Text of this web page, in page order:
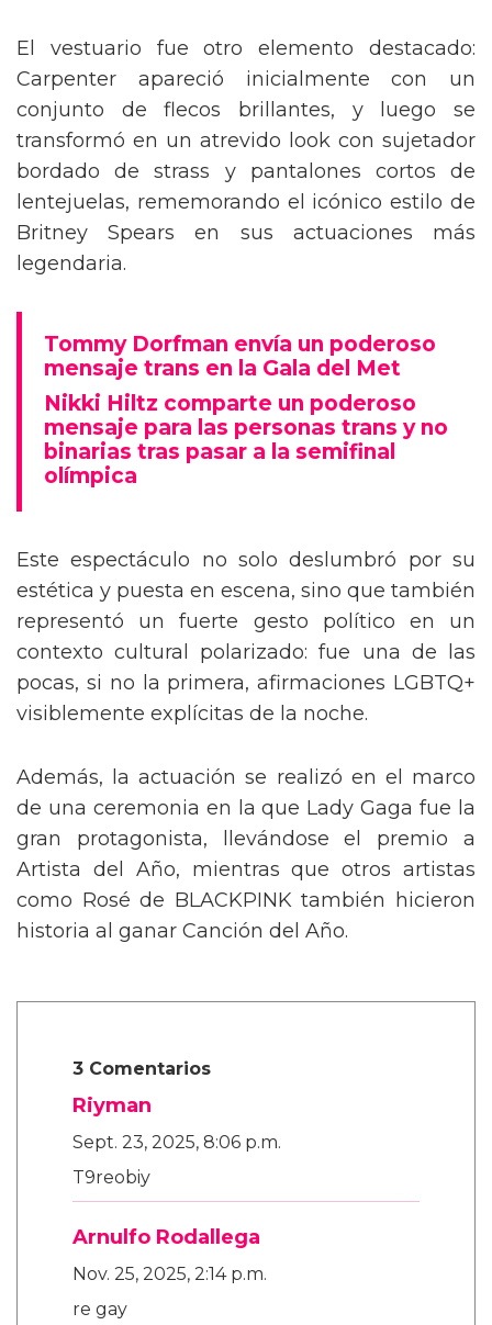
El vestuario fue otro elemento destacado:
Carpenter apareció inicialmente con un
conjunto de flecos brillantes, y luego se
transformó en un atrevido look con sujetador
bordado de strass y pantalones cortos de
lentejuelas, rememorando el icónico estilo de
Britney Spears en sus actuaciones más
legendaria.
Tommy Dorfman envía un poderoso
mensaje trans en la Gala del Met
Nikki Hiltz comparte un poderoso
mensaje para las personas trans y no
binarias tras pasar a la semifinal
olímpica
Este espectáculo no solo deslumbró por su
estética y puesta en escena, sino que también
representó un fuerte gesto político en un
contexto cultural polarizado: fue una de las
pocas, si no la primera, afirmaciones LGBTQ+
visiblemente explícitas de la noche.
Además, la actuación se realizó en el marco
de una ceremonia en la que Lady Gaga fue la
gran protagonista, llevándose el premio a
Artista del Año, mientras que otros artistas
como Rosé de BLACKPINK también hicieron
historia al ganar Canción del Año.
3 Comentarios
Riyman
Sept. 23, 2025, 8:06 p.m.
T9reobiy
Arnulfo Rodallega
Nov. 25, 2025, 2:14 p.m.
re gay